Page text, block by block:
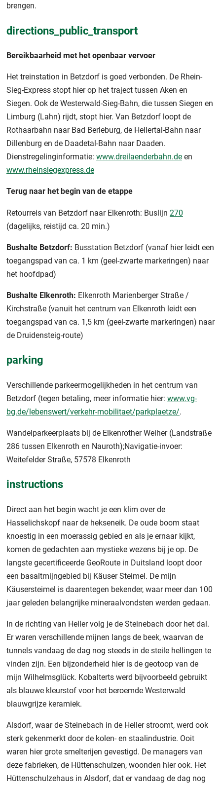
brengen.
directions_public_transport
Bereikbaarheid met het openbaar vervoer
Het treinstation in Betzdorf is goed verbonden. De Rhein-
Sieg-Express stopt hier op het traject tussen Aken en
Siegen. Ook de Westerwald-Sieg-Bahn, die tussen Siegen en
Limburg (Lahn) rijdt, stopt hier. Van Betzdorf loopt de
Rothaarbahn naar Bad Berleburg, de Hellertal-Bahn naar
Dillenburg en de Daadetal-Bahn naar Daaden.
Dienstregelinginformatie: www.dreilaenderbahn.de en
www.rheinsiegexpress.de
Terug naar het begin van de etappe
Retourreis van Betzdorf naar Elkenroth: Buslijn 270
(dagelijks, reistijd ca. 20 min.)
Bushalte Betzdorf: Busstation Betzdorf (vanaf hier leidt een
toegangspad van ca. 1 km (geel-zwarte markeringen) naar
het hoofdpad)
Bushalte Elkenroth: Elkenroth Marienberger Straße /
Kirchstraße (vanuit het centrum van Elkenroth leidt een
toegangspad van ca. 1,5 km (geel-zwarte markeringen) naar
de Druidensteig-route)
parking
Verschillende parkeermogelijkheden in het centrum van
Betzdorf (tegen betaling, meer informatie hier: www.vg-
bg.de/lebenswert/verkehr-mobilitaet/parkplaetze/.
Wandelparkeerplaats bij de Elkenrother Weiher (Landstraße
286 tussen Elkenroth en Nauroth);Navigatie-invoer:
Weitefelder Straße, 57578 Elkenroth
instructions
Direct aan het begin wacht je een klim over de
Hasselichskopf naar de hekseneik. De oude boom staat
knoestig in een moerassig gebied en als je ernaar kijkt,
komen de gedachten aan mystieke wezens bij je op. De
langste gecertificeerde GeoRoute in Duitsland loopt door
een basaltmijngebied bij Käuser Steimel. De mijn
Käusersteimel is daarentegen bekender, waar meer dan 100
jaar geleden belangrijke mineraalvondsten werden gedaan.
In de richting van Heller volg je de Steinebach door het dal.
Er waren verschillende mijnen langs de beek, waarvan de
tunnels vandaag de dag nog steeds in de steile hellingen te
vinden zijn. Een bijzonderheid hier is de geotoop van de
mijn Wilhelmsglück. Kobalterts werd bijvoorbeeld gebruikt
als blauwe kleurstof voor het beroemde Westerwald
blauwgrijze keramiek.
Alsdorf, waar de Steinebach in de Heller stroomt, werd ook
sterk gekenmerkt door de kolen- en staalindustrie. Ooit
waren hier grote smelterijen gevestigd. De managers van
deze fabrieken, de Hüttenschulzen, woonden hier ook. Het
Hüttenschulzehaus in Alsdorf, dat er vandaag de dag nog